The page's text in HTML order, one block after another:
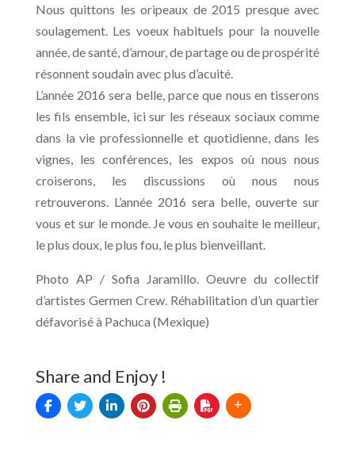
Nous quittons les oripeaux de 2015 presque avec
soulagement. Les voeux habituels pour la nouvelle
année, de santé, d’amour, de partage ou de prospérité
résonnent soudain avec plus d’acuité.
L’année 2016 sera belle, parce que nous en tisserons
les fils ensemble, ici sur les réseaux sociaux comme
dans la vie professionnelle et quotidienne, dans les
vignes, les conférences, les expos où nous nous
croiserons, les discussions où nous nous
retrouverons. L’année 2016 sera belle, ouverte sur
vous et sur le monde. Je vous en souhaite le meilleur,
le plus doux, le plus fou, le plus bienveillant.
Photo AP / Sofia Jaramillo.Oeuvre du collectif
d’artistes Germen Crew. Réhabilitation d’un quartier
défavorisé à Pachuca (Mexique)
Share and Enjoy !